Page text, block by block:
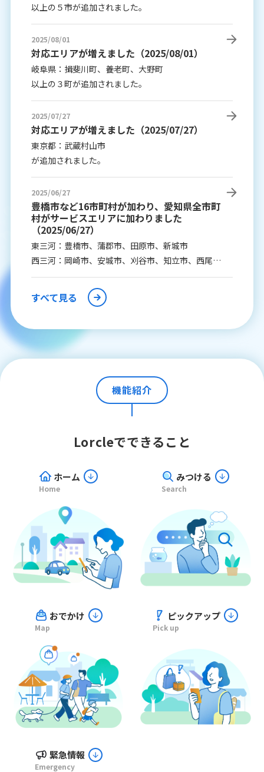
以上の５市が追加されました。
2025/08/01
対応エリアが増えました（2025/08/01）
岐阜県：揖斐川町、養老町、大野町
以上の３町が追加されました。
2025/07/27
対応エリアが増えました（2025/07/27）
東京都：武蔵村山市
が追加されました。
2025/06/27
豊橋市など16市町村が加わり、愛知県全市町
村がサービスエリアに加わりました
（2025/06/27）
東三河：豊橋市、蒲郡市、田原市、新城市
西三河：岡崎市、安城市、刈谷市、知立市、西尾
知多：半田市、知多市
尾張：弥富市、飛島村
すべて見る
機能紹介
Lorcleでできること
ホーム
Home
みつける
Search
おでかけ
Map
ピックアップ
Pick up
緊急情報
Emergency